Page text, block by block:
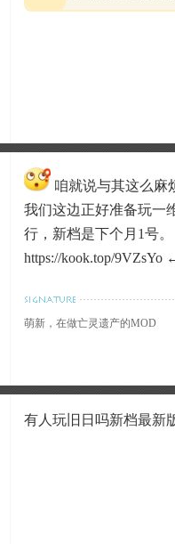
咱就说与其这么麻
我们这边正好准备玩一
行，新档是下个月1号。
https://kook.top/
萌新，在做亡灵遗产的MOD
有人玩旧日吗新档最新